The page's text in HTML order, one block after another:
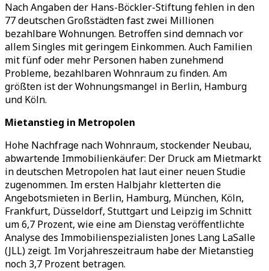
Nach Angaben der Hans-Böckler-Stiftung fehlen in den
77 deutschen Großstädten fast zwei Millionen
bezahlbare Wohnungen. Betroffen sind demnach vor
allem Singles mit geringem Einkommen. Auch Familien
mit fünf oder mehr Personen haben zunehmend
Probleme, bezahlbaren Wohnraum zu finden. Am
größten ist der Wohnungsmangel in Berlin, Hamburg
und Köln.
Mietanstieg in Metropolen
Hohe Nachfrage nach Wohnraum, stockender Neubau,
abwartende Immobilienkäufer: Der Druck am Mietmarkt
in deutschen Metropolen hat laut einer neuen Studie
zugenommen. Im ersten Halbjahr kletterten die
Angebotsmieten in Berlin, Hamburg, München, Köln,
Frankfurt, Düsseldorf, Stuttgart und Leipzig im Schnitt
um 6,7 Prozent, wie eine am Dienstag veröffentlichte
Analyse des Immobilienspezialisten Jones Lang LaSalle
(JLL) zeigt. Im Vorjahreszeitraum habe der Mietanstieg
noch 3,7 Prozent betragen.